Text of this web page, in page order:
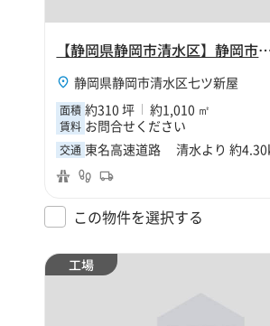
【静岡県静岡市清水区】静岡市
静岡県静岡市清水区七ツ新屋
面積 約310 坪 約1,010 ㎡
賃料 お問合せください
交通 東名高速道路 清水より 約
この物件を選択する
工場